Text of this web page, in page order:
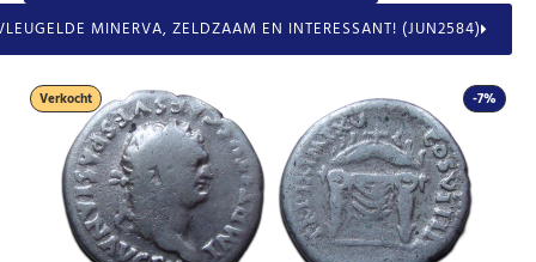
MINERVA, ZELDZAAM EN INTERESSANT! (JUN2584)
-7%
Verkocht